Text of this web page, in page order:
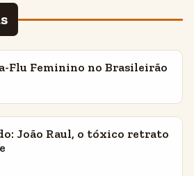
Flu Feminino no Brasileirão
João Raul, o tóxico retrato